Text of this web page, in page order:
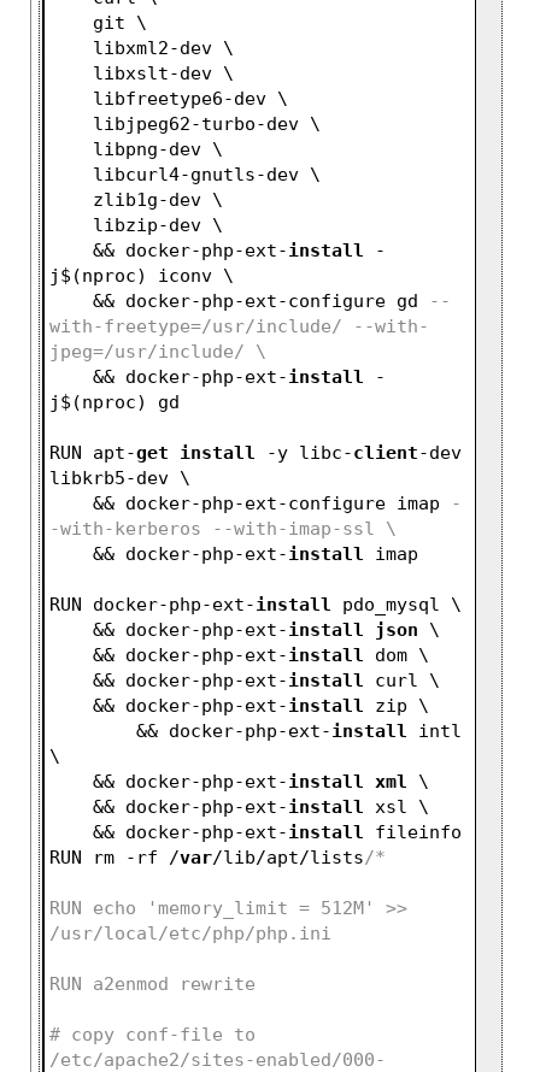
    git \
    libxml2-dev \
    libxslt-dev \
    libfreetype6-dev \
    libjpeg62-turbo-dev \
    libpng-dev \
    libcurl4-gnutls-dev \
    zlib1g-dev \
    libzip-dev \
    && docker-php-ext-
install -
j$(nproc) iconv \
    && docker-php-ext-configure gd
--
with-freetype=/usr/include/ --with-
jpeg=/usr/include/ \
    && docker-php-ext-
install -
j$(nproc) gd
RUN apt-get install -y libc-client-dev
libkrb5-dev \
    && docker-php-ext-configure imap
-
-with-kerberos --with-imap-ssl \
    && docker-php-ext-
install imap
RUN docker-php-ext-install pdo_mysql \
    && docker-php-ext-
install json \
    && docker-php-ext-
install dom \
    && docker-php-ext-
install curl \
    && docker-php-ext-
install zip \
	&& docker-php-ext-
install intl
\
    && docker-php-ext-
install xml \
    && docker-php-ext-
install xsl \
    && docker-php-ext-
install fileinfo
RUN rm -rf /var/lib/apt/lists/*
RUN echo 'memory_limit = 512M' >>
/usr/local/etc/php/php.ini
RUN a2enmod rewrite
# copy conf-file to
/etc/apache2/sites-enabled/000-